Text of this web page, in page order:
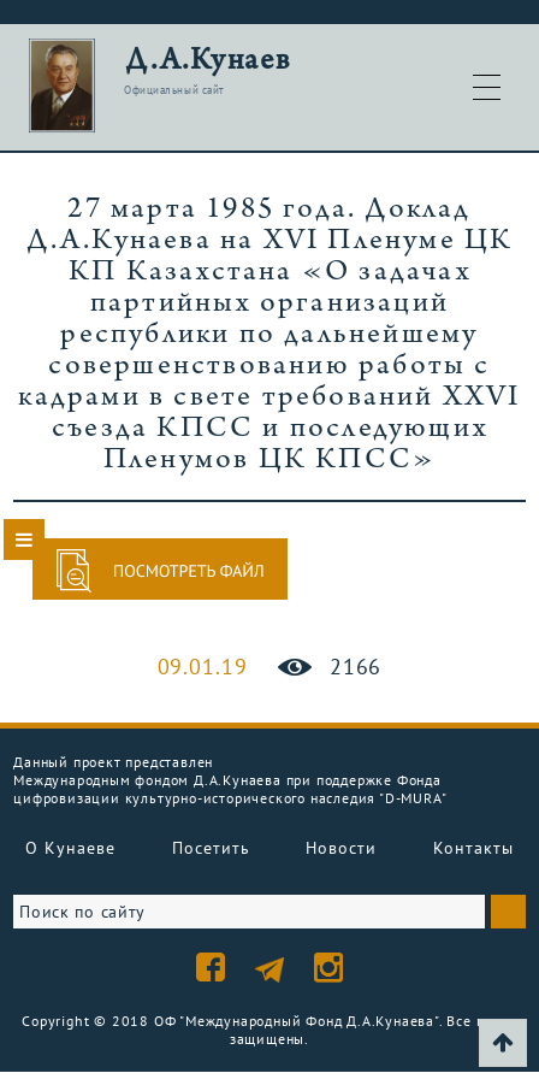
Д.А.Кунаев
Официальный сайт
27 марта 1985 года. Доклад
Д.А.Кунаева на XVI Пленуме ЦК
КП Казахстана «О задачах
партийных организаций
республики по дальнейшему
совершенствованию работы с
кадрами в свете требований XXVI
съезда КПСС и последующих
Пленумов ЦК КПСС»
09.01.19 2166
Данный проект представлен
Международным фондом Д.А.Кунаева при поддержке Фонда
цифровизации культурно-исторического наследия "D-MURA"
О Кунаеве Посетить Новости Контакты
Copyright © 2018 ОФ "Международный Фонд Д.А.Кунаева". Все права
защищены.